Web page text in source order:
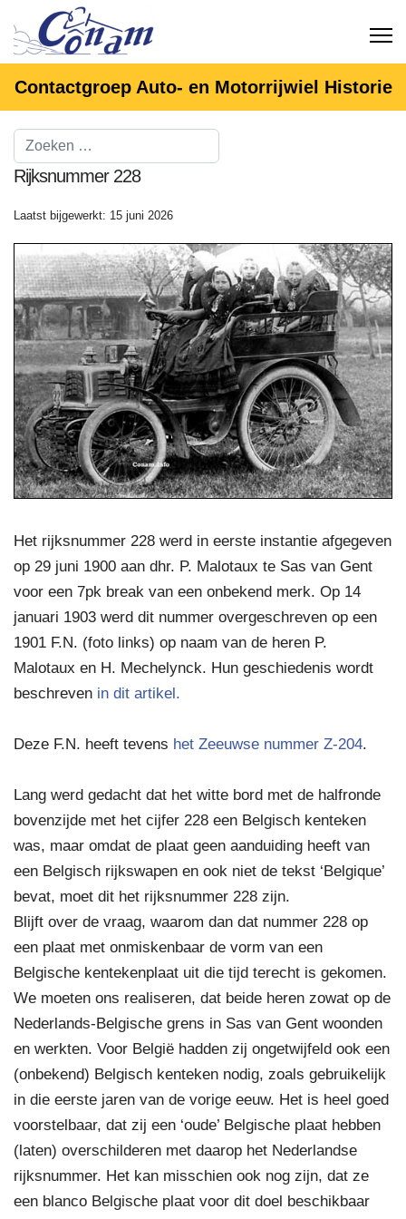
Contactgroep Auto- en Motorrijwiel Historie
Rijksnummer 228
Laatst bijgewerkt: 15 juni 2026
Het rijksnummer 228 werd in eerste instantie afgegeven
op 29 juni 1900 aan dhr. P. Malotaux te Sas van Gent
voor een 7pk break van een onbekend merk. Op 14
januari 1903 werd dit nummer overgeschreven op een
1901 F.N. (foto links) op naam van de heren P.
Malotaux en H. Mechelynck. Hun geschiedenis wordt
beschreven in dit artikel.
Deze F.N. heeft tevens het Zeeuwse nummer Z-204.
Lang werd gedacht dat het witte bord met de halfronde
bovenzijde met het cijfer 228 een Belgisch kenteken
was, maar omdat de plaat geen aanduiding heeft van
een Belgisch rijkswapen en ook niet de tekst ‘Belgique’
bevat, moet dit het rijksnummer 228 zijn.
Blijft over de vraag, waarom dan dat nummer 228 op
een plaat met onmiskenbaar de vorm van een
Belgische kentekenplaat uit die tijd terecht is gekomen.
We moeten ons realiseren, dat beide heren zowat op de
Nederlands-Belgische grens in Sas van Gent woonden
en werkten. Voor België hadden zij ongetwijfeld ook een
(onbekend) Belgisch kenteken nodig, zoals gebruikelijk
in die eerste jaren van de vorige eeuw. Het is heel goed
voorstelbaar, dat zij een ‘oude’ Belgische plaat hebben
(laten) overschilderen met daarop het Nederlandse
rijksnummer. Het kan misschien ook nog zijn, dat ze
een blanco Belgische plaat voor dit doel beschikbaar